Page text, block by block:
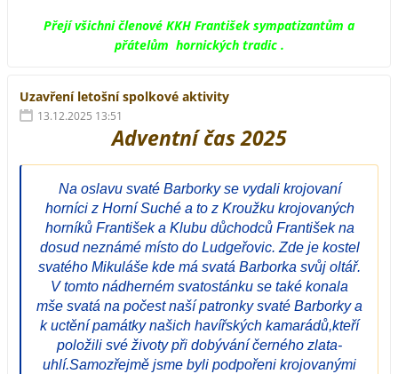
Přejí všichni členové KKH František sympatizantům a
přátelům hornických tradic .
Uzavření letošní spolkové aktivity
13.12.2025 13:51
Adventní čas 2025
Na oslavu svaté Barborky se vydali krojovaní
horníci z Horní Suché a to z Kroužku krojovaných
horníků František a Klubu důchodců František na
dosud neznámé místo do Ludgeřovic. Zde je kostel
svatého Mikuláše kde má svatá Barborka svůj oltář.
V tomto nádherném svatostánku se také konala
mše svatá na počest naší patronky svaté Barborky a
k uctění památky našich havířských kamarádů,kteří
položili své životy při dobývání černého zlata-
uhlí.Samozřejmě jsme byli podpořeni krojovanými